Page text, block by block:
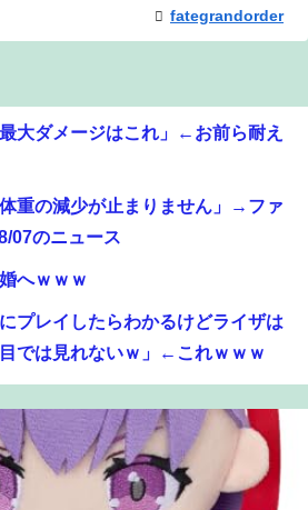
fategrandorder
大ダメージはこれ」←お前ら耐え
体重の減少が止まりません」→ファ
07のニュース
へｗｗｗ
プレイしたらわかるけどライザは
では見れないｗ」←これｗｗｗ
wwwwww
、名前がダサすぎるｗｗｗｗ ：